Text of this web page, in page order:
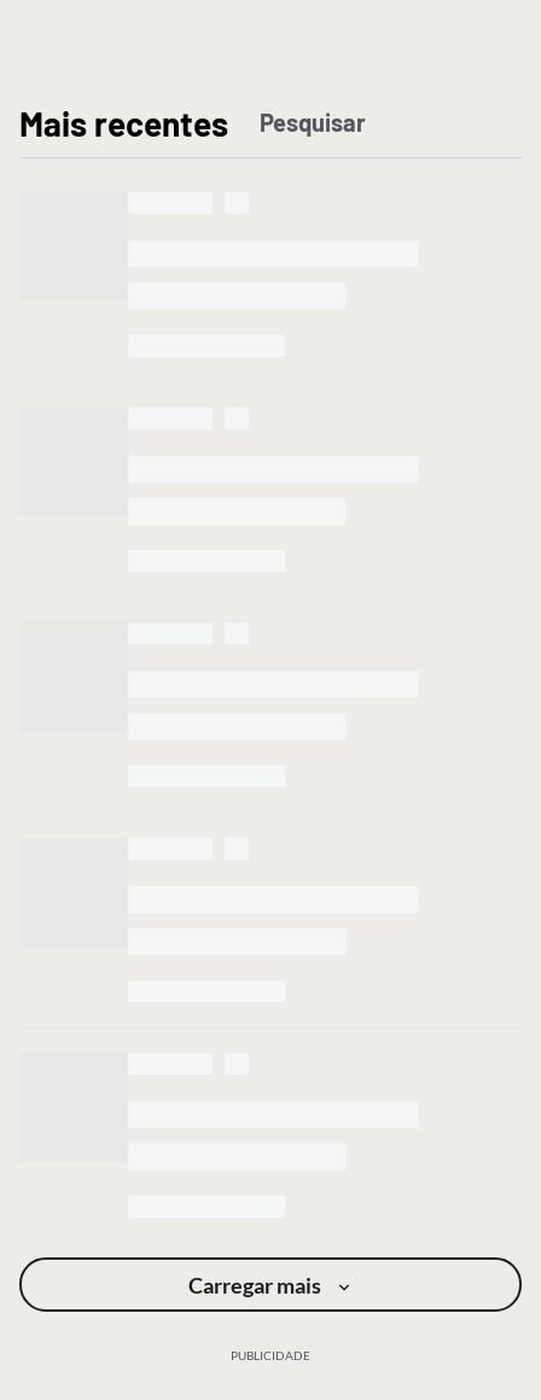
Mais recentes
Carregar mais
PUBLICIDADE